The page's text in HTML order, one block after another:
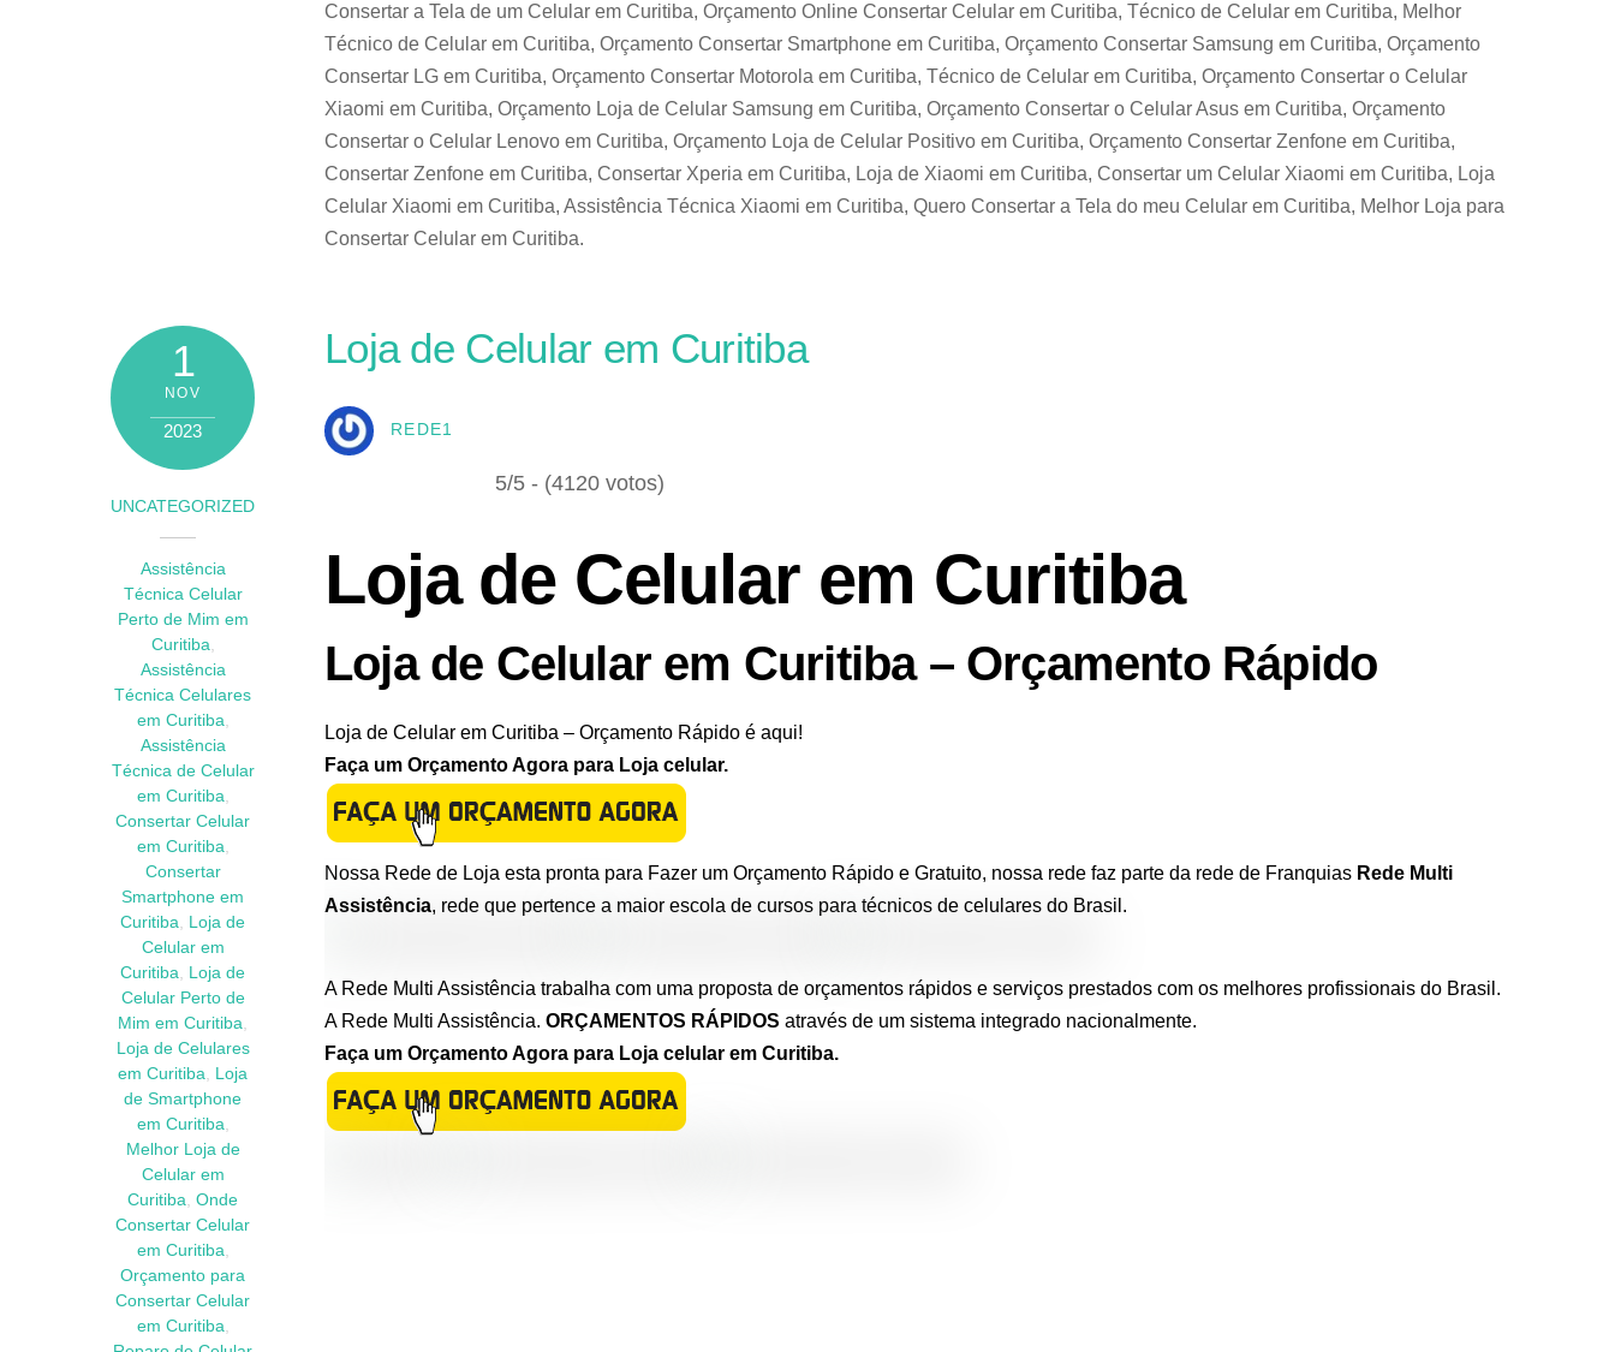
Consertar a Tela de um Celular em Curitiba, Orçamento Online Consertar Celular em Curitiba, Técnico de Celular em Curitiba, Melhor
Técnico de Celular em Curitiba, Orçamento Consertar Smartphone em Curitiba, Orçamento Consertar Samsung em Curitiba, Orçamento
Consertar LG em Curitiba, Orçamento Consertar Motorola em Curitiba, Técnico de Celular em Curitiba, Orçamento Consertar o Celular
Xiaomi em Curitiba, Orçamento Loja de Celular Samsung em Curitiba, Orçamento Consertar o Celular Asus em Curitiba, Orçamento
Consertar o Celular Lenovo em Curitiba, Orçamento Loja de Celular Positivo em Curitiba, Orçamento Consertar Zenfone em Curitiba,
Consertar Zenfone em Curitiba, Consertar Xperia em Curitiba, Loja de Xiaomi em Curitiba, Consertar um Celular Xiaomi em Curitiba, Loja
Celular Xiaomi em Curitiba, Assistência Técnica Xiaomi em Curitiba, Quero Consertar a Tela do meu Celular em Curitiba, Melhor Loja para
Consertar Celular em Curitiba.
1
NOV
2023
UNCATEGORIZED
Assistência
Técnica Celular
Perto de Mim em
Curitiba,
Assistência
Técnica Celulares
em Curitiba,
Assistência
Técnica de Celular
em Curitiba,
Consertar Celular
em Curitiba,
Consertar
Smartphone em
Curitiba, Loja de
Celular em
Curitiba, Loja de
Celular Perto de
Mim em Curitiba,
Loja de Celulares
em Curitiba, Loja
de Smartphone
em Curitiba,
Melhor Loja de
Celular em
Curitiba, Onde
Consertar Celular
em Curitiba,
Orçamento para
Consertar Celular
em Curitiba,
Loja de Celular em Curitiba
REDE1
5/5 - (4120 votos)
Loja de Celular em Curitiba
Loja de Celular em Curitiba – Orçamento Rápido
Loja de Celular em Curitiba – Orçamento Rápido é aqui!
Faça um Orçamento Agora para Loja celular.
Nossa Rede de Loja esta pronta para Fazer um Orçamento Rápido e Gratuito, nossa rede faz parte da rede de Franquias Rede Multi
Assistência, rede que pertence a maior escola de cursos para técnicos de celulares do Brasil.
A Rede Multi Assistência trabalha com uma proposta de orçamentos rápidos e serviços prestados com os melhores profissionais do Brasil.
A Rede Multi Assistência. ORÇAMENTOS RÁPIDOS através de um sistema integrado nacionalmente.
Faça um Orçamento Agora para Loja celular em Curitiba.